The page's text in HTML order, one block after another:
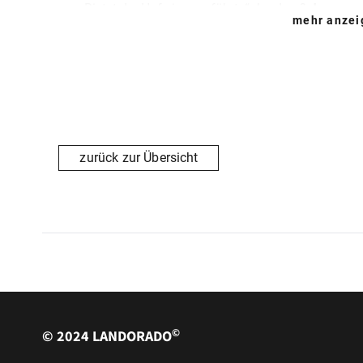
mehr
zurück zur Übersicht
© 2024 LANDORADO©